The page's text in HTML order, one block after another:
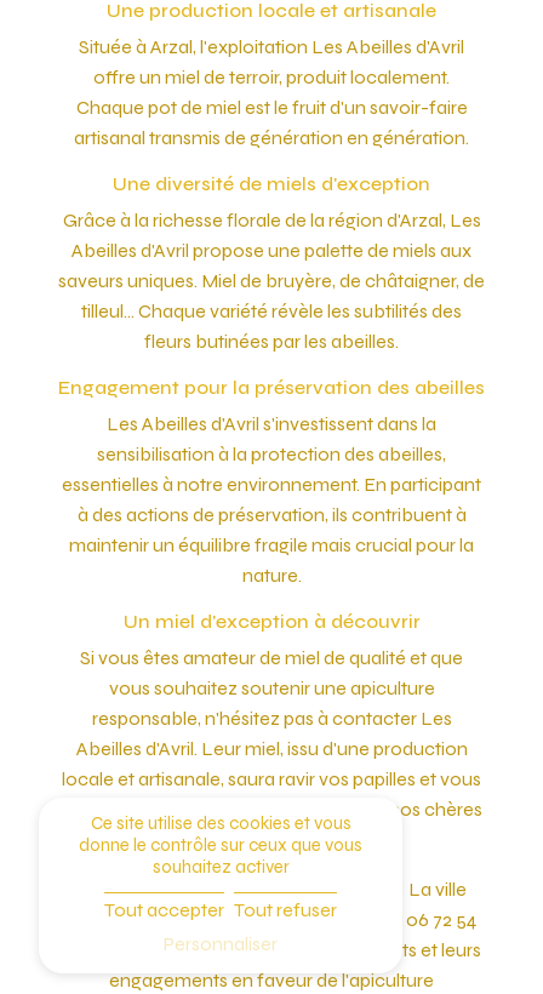
Une production locale et artisanale
Située à Arzal, l'exploitation Les Abeilles d'Avril
offre un miel de terroir, produit localement.
Chaque pot de miel est le fruit d'un savoir-faire
artisanal transmis de génération en génération.
Une diversité de miels d'exception
Grâce à la richesse florale de la région d'Arzal, Les
Abeilles d'Avril propose une palette de miels aux
saveurs uniques. Miel de bruyère, de châtaigner, de
tilleul... Chaque variété révèle les subtilités des
fleurs butinées par les abeilles.
Engagement pour la préservation des abeilles
Les Abeilles d'Avril s'investissent dans la
sensibilisation à la protection des abeilles,
essentielles à notre environnement. En participant
à des actions de préservation, ils contribuent à
maintenir un équilibre fragile mais crucial pour la
nature.
Un miel d'exception à découvrir
Si vous êtes amateur de miel de qualité et que
vous souhaitez soutenir une apiculture
responsable, n'hésitez pas à contacter Les
Abeilles d'Avril. Leur miel, issu d'une production
locale et artisanale, saura ravir vos papilles et vous
sensibiliser à l'importance de préserver nos chères
butineuses.
N'hésitez pas à vous rendre à l'adresse: La ville
Avril 56130 Nivillac ou à les contacter au 06 72 54
30 69 pour en savoir plus sur leurs produits et leurs
engagements en faveur de l'apiculture
Ce site utilise des cookies et vous
donne le contrôle sur ceux que vous
souhaitez activer
Tout accepter Tout refuser
Personnaliser